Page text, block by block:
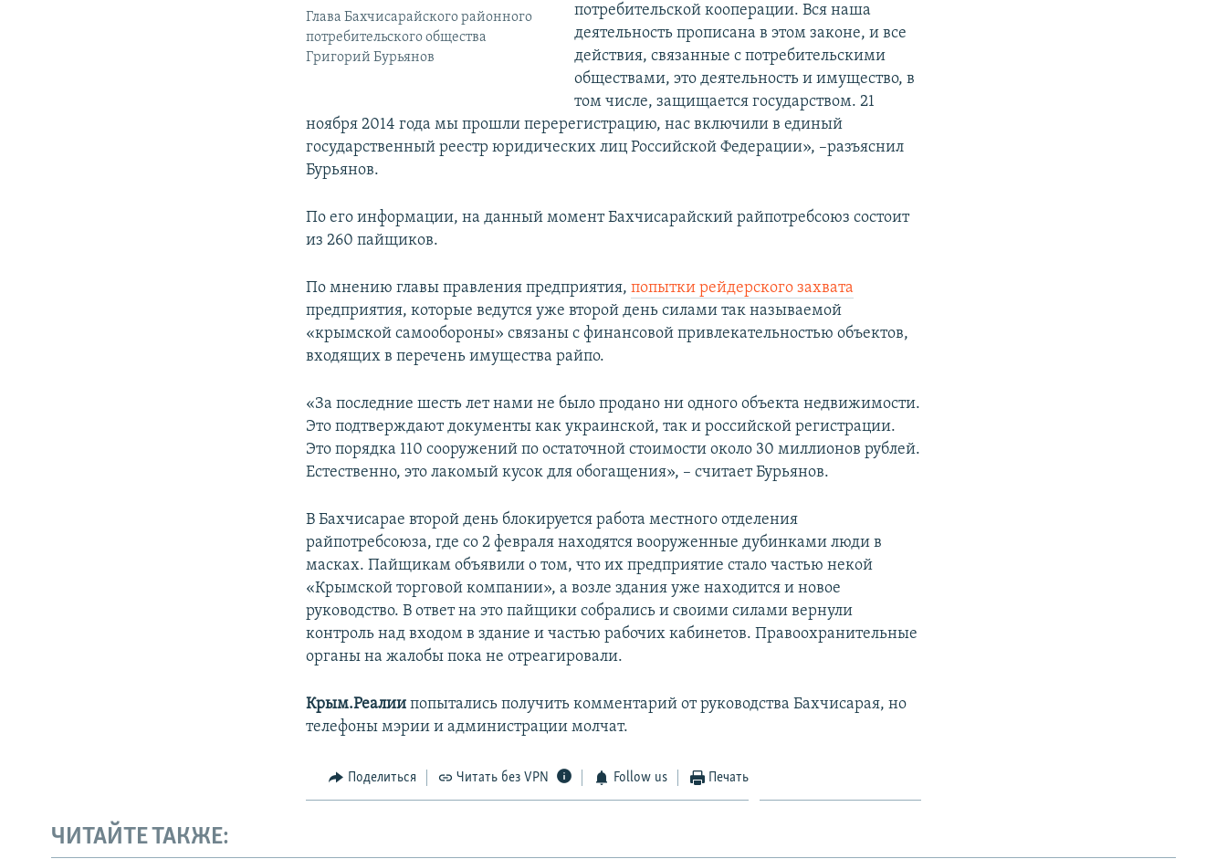
Глава Бахчисарайского районного
потребительского общества
Григорий Бурьянов
потребительской кооперации. Вся наша
деятельность прописана в этом законе, и все
действия, связанные с потребительскими
обществами, это деятельность и имущество, в
том числе, защищается государством. 21
ноября 2014 года мы прошли перерегистрацию, нас включили в единый
государственный реестр юридических лиц Российской Федерации», –разъяснил
Бурьянов.
По его информации, на данный момент Бахчисарайский райпотребсоюз состоит
из 260 пайщиков.
По мнению главы правления предприятия,попытки рейдерского захвата
предприятия, которые ведутся уже второй день силами так называемой
«крымской самообороны» связаны с финансовой привлекательностью объектов,
входящих в перечень имущества райпо.
«За последние шесть лет нами не было продано ни одного объекта недвижимости.
Это подтверждают документы как украинской, так и российской регистрации.
Это порядка 110 сооружений по остаточной стоимости около 30 миллионов рублей.
Естественно, это лакомый кусок для обогащения», – считает Бурьянов.
В Бахчисарае второй день блокируется работа местного отделения
райпотребсоюза, где со 2 февраля находятся вооруженные дубинками люди в
масках. Пайщикам объявили о том, что их предприятие стало частью некой
«Крымской торговой компании», а возле здания уже находится и новое
руководство. В ответ на это пайщики собрались и своими силами вернули
контроль над входом в здание и частью рабочих кабинетов. Правоохранительные
органы на жалобы пока не отреагировали.
Крым.Реалии попытались получить комментарий от руководства Бахчисарая, но
телефоны мэрии и администрации молчат.
Поделиться Читать без VPN Follow us Печать
ЧИТАЙТЕ ТАКЖЕ: